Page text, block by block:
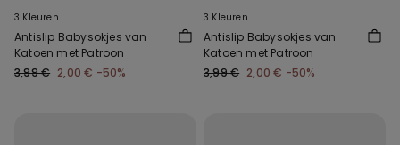
3 Kleuren
Antislip Babysokjes van
Katoen met Patroon
3,99 € 2,00 € -50%
3 Kleuren
Antislip Babysokjes van
Katoen met Patroon
3,99 € 2,00 € -50%